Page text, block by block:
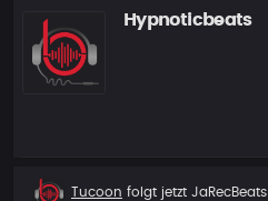
Hypnoticbeats
Neuer
Tucoon folgt jetzt JaRecBeats